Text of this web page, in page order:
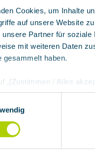
Cookies, um Inhalte
auf unsere Website
unsere Partner für
mit weiteren Daten
gesammelt haben.
„[Zustimmen / Alles
an unseren Partner,
nicht persönlich
Stäube und Aerosole,